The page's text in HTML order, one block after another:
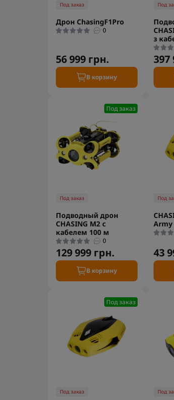
Под заказ
Дрон ChasingF1Pro
0
56 999 грн.
В корзину
Под
з
397
Под заказ
Под заказ
Подводный дрон
CHASING M2 с
кабелем 100 м
0
129 999 грн.
В корзину
Под
Army
43
Под заказ
Под заказ Под